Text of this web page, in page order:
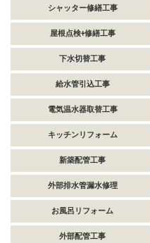
シャッター修繕工事
屋根点検+修繕工事
下水切替工事
給水管引込工事
電気温水器取替工事
キッチンリフォーム
新築配管工事
外部排水管漏水修理
お風呂リフォーム
外部配管工事